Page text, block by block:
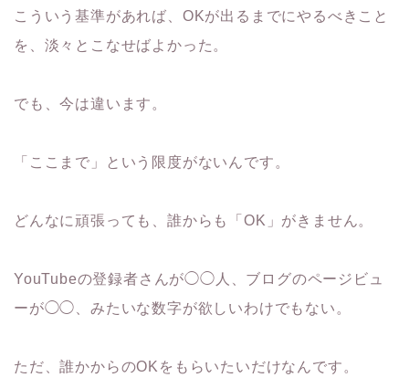
こういう基準があれば、OKが出るまでにやるべきこと
を、淡々とこなせばよかった。
でも、今は違います。
「ここまで」という限度がないんです。
どんなに頑張っても、誰からも「OK」がきません。
YouTubeの登録者さんが◯◯人、ブログのページビュ
ーが◯◯、みたいな数字が欲しいわけでもない。
ただ、誰かからのOKをもらいたいだけなんです。